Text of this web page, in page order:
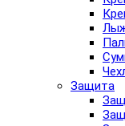
Защита